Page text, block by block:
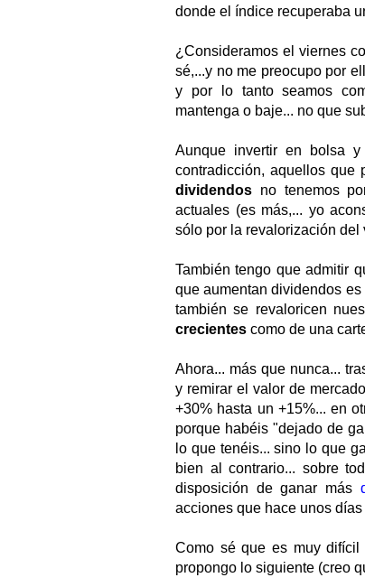
donde el índice recuperaba
¿Consideramos el viernes
sé,...y no me preocupo por
y por lo tanto seamos
mantenga o baje... no que
Aunque invertir en bolsa
contradicción, aquellos que
dividendos no tenemos
actuales (es más,... yo
sólo por la revalorización del
También tengo que admitir
que aumentan dividendos
también se revaloricen
crecientes como de una
Ahora... más que nunca...
y remirar el valor de
+30% hasta un +15%... en
porque habéis "dejado de
lo que tenéis... sino lo que
bien al contrario... sobre
disposición de ganar más
acciones que hace unos días
Como sé que es muy
propongo lo siguiente (creo